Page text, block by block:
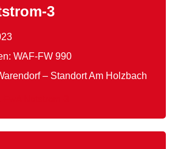
3
WAF-FW 990
– Standort Am Holzbach